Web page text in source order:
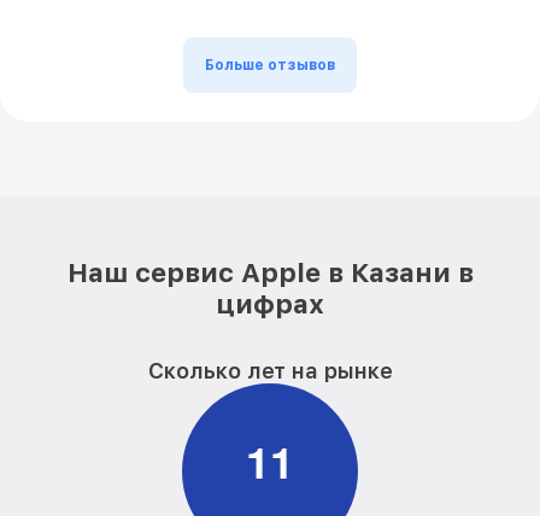
Больше отзывов
Наш сервис Apple в Казани в
цифрах
Сколько лет на рынке
11